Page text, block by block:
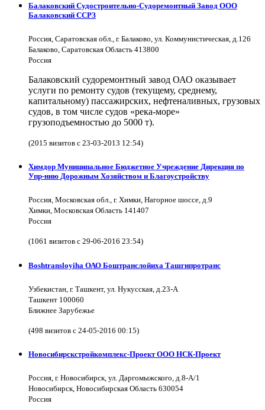
Балаковский Судостроительно-Судоремонтный Завод ООО
Балаковский ССРЗ
Россия, Саратовская обл., г. Балаково, ул. Коммунистическая, д.126
Балаково, Саратовская Область 413800
Россия
Балаковский судоремонтный завод ОАО оказывает
услуги по ремонту судов (текущему, среднему,
капитальному) пассажирских, нефтеналивных, грузовых
судов, в том числе судов «река-море»
грузоподъемностью до 5000 т).
(2015 визитов с 23-03-2013 12:54)
Химдор Муниципальное Бюджетное Учреждение Дирекция по
Упр-нию Дорожным Хозяйством и Благоустройству
Россия, Московская обл., г. Химки, Нагорное шоссе, д.9
Химки, Московская Область 141407
Россия
(1061 визитов с 29-06-2016 23:54)
Boshtransloyiha ОАО Боштранслойиха Ташгипротранс
Узбекистан, г. Ташкент, ул. Нукусская, д.23-А
Ташкент 100060
Ближнее Зарубежье
(498 визитов с 24-05-2016 00:15)
Новосибирскстройкомплекс-Проект ООО НСК-Проект
Россия, г. Новосибирск, ул. Даргомыжского, д.8-А/1
Новосибирск, Новосибирская Область 630054
Россия